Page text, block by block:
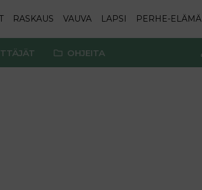
RASKAUS VAUVA LAPSI PERHE-ELÄMÄ
OHJEITA